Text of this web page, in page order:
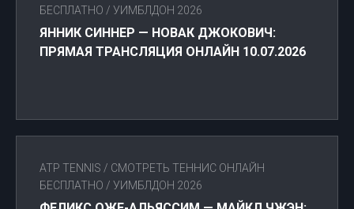
БЕСПЛАТНО / УИМБЛДОН 2026
ЯННИК СИННЕР — НОВАК ДЖОКОВИЧ:
ПРЯМАЯ ТРАНСЛЯЦИЯ ОНЛАЙН 10.07.2026
ATP TENNIS / СМОТРЕТЬ ТЕННИС ОНЛАЙН
БЕСПЛАТНО / УИМБЛДОН 2026